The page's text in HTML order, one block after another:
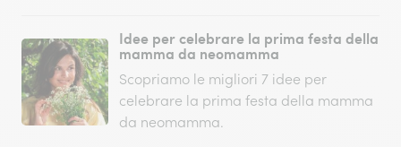
Idee per celebrare la prima festa della
mamma da neomamma
Scopriamo le migliori 7 idee per
celebrare la prima festa della mamma
da neomamma.